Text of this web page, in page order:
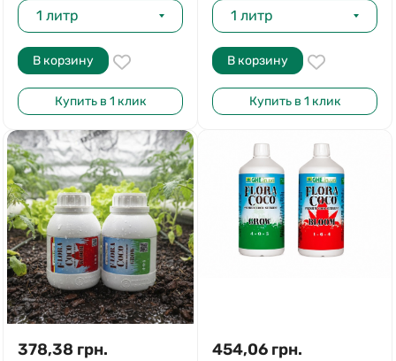
1 литр
В корзину
Купить в 1 клик
1 литр
В корзину
Купить в 1 клик
378,38 грн. 454,06 грн.